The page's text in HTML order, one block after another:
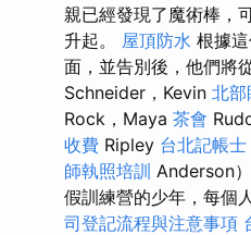
親已經發現了魔術棒，
升起。 屋頂防水 根據
面，並告別後，他們將
Schneider，Kevin 北部
Rock，Maya 茶會
收費 Ripley 台北記帳士
師執照培訓 Anderson
假訓練營的少年，每個
司登記流程與注意事項